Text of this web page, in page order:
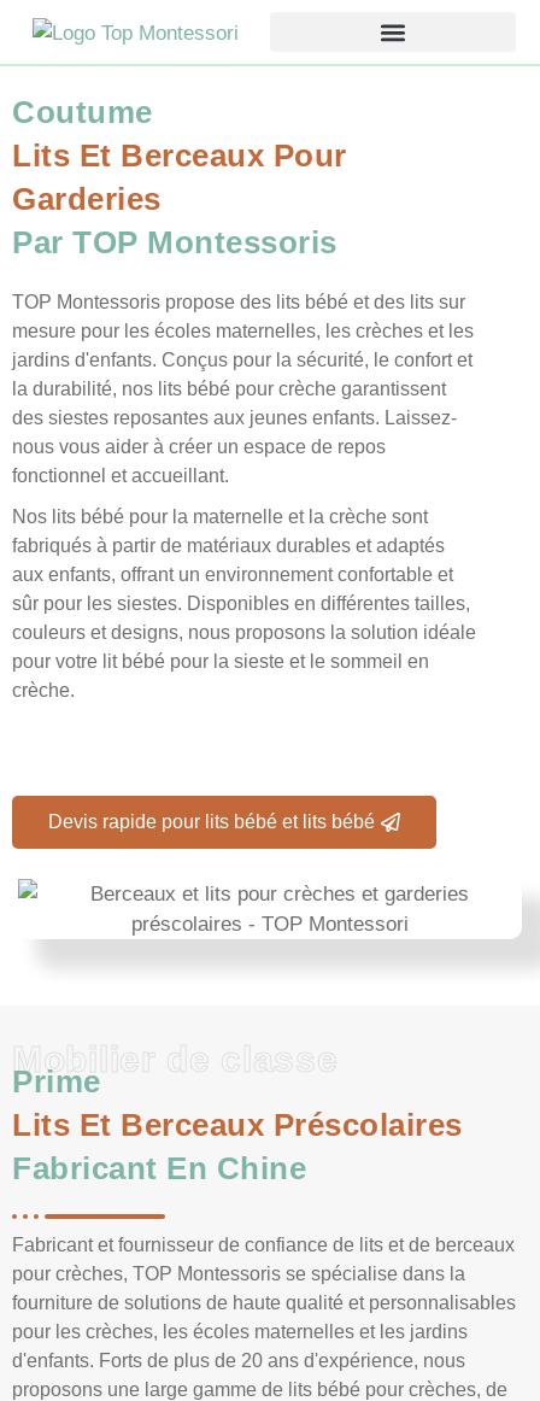
Coutume
Lits Et Berceaux Pour
Garderies
Par TOP Montessoris
TOP Montessoris propose des lits bébé et des lits sur
mesure pour les écoles maternelles, les crèches et les
jardins d'enfants. Conçus pour la sécurité, le confort et
la durabilité, nos lits bébé pour crèche garantissent
des siestes reposantes aux jeunes enfants. Laissez-
nous vous aider à créer un espace de repos
fonctionnel et accueillant.
Nos lits bébé pour la maternelle et la crèche sont
fabriqués à partir de matériaux durables et adaptés
aux enfants, offrant un environnement confortable et
sûr pour les siestes. Disponibles en différentes tailles,
couleurs et designs, nous proposons la solution idéale
pour votre lit bébé pour la sieste et le sommeil en
crèche.
Devis rapide pour lits bébé et lits bébé
Mobilier de classe
Prime
Lits Et Berceaux Préscolaires
Fabricant En Chine
Fabricant et fournisseur de confiance de lits et de berceaux
pour crèches, TOP Montessoris se spécialise dans la
fourniture de solutions de haute qualité et personnalisables
pour les crèches, les écoles maternelles et les jardins
d'enfants. Forts de plus de 20 ans d'expérience, nous
proposons une large gamme de lits bébé pour crèches, de